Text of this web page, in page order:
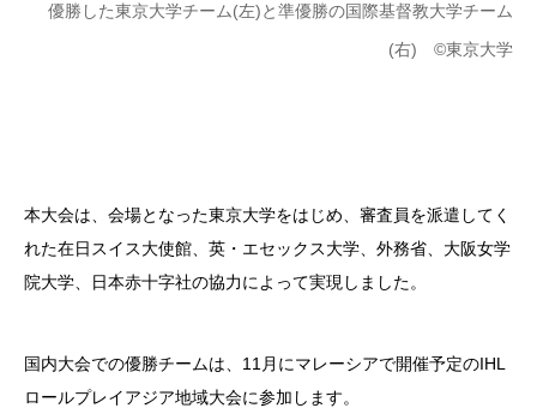
優勝した東京大学チーム(左)と準優勝の国際基督教大学チーム
(右) ©東京大学
本大会は、会場となった東京大学をはじめ、審査員を派遣してく
れた在日スイス大使館、英・エセックス大学、外務省、大阪女学
院大学、日本赤十字社の協力によって実現しました。
国内大会での優勝チームは、11月にマレーシアで開催予定のIHL
ロールプレイアジア地域大会に参加します。